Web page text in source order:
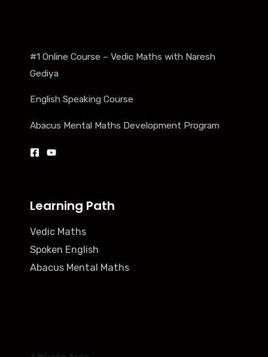
#1 Online Course – Vedic Maths with Naresh
Gediya
English Speaking Course
Abacus Mental Maths Development Program
Learning Path
Vedic Maths
Spoken English
Abacus Mental Maths